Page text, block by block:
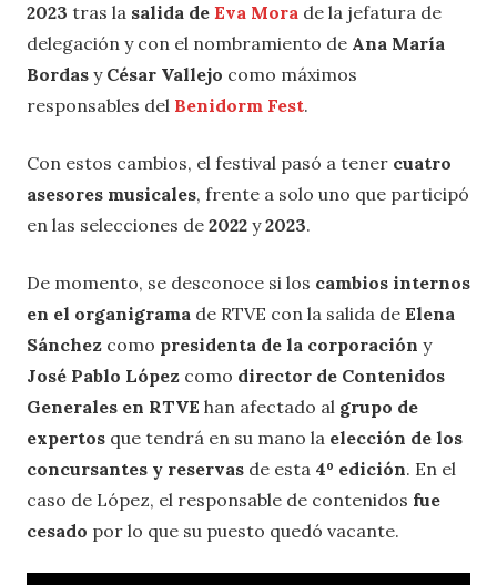
2023 tras la salida de Eva Mora de la jefatura de
delegación y con el nombramiento de Ana María
Bordas y César Vallejo como máximos
responsables del Benidorm Fest.
Con estos cambios, el festival pasó a tener cuatro
asesores musicales, frente a solo uno que participó
en las selecciones de 2022 y2023.
De momento, se desconoce si los cambios internos
en el organigrama de RTVE con la salida de Elena
Sánchez como presidenta de la corporación y
José Pablo López como director de Contenidos
Generales en RTVE han afectado al grupo de
expertos que tendrá en su mano la elección de los
concursantes y reservas de esta 4º edición. En el
caso de López, el responsable de contenidos fue
cesado por lo que su puesto quedó vacante.